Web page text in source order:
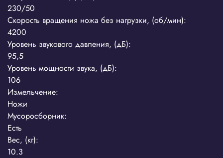
230/50
Скорость вращения ножа без нагрузки, (об/мин):
4200
Уровень звукового давления, (дБ):
95,5
Уровень мощности звука, (дБ):
106
Измельчение:
Ножи
Мусоросборник:
Есть
Вес, (кг):
10.3